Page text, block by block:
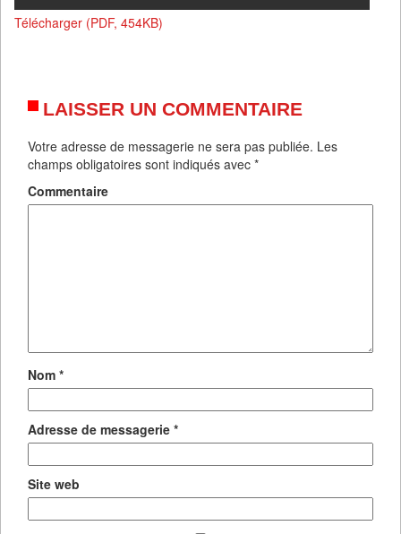
Télécharger (PDF, 454KB)
LAISSER UN COMMENTAIRE
Votre adresse de messagerie ne sera pas publiée. Les
champs obligatoires sont indiqués avec *
Commentaire
Nom *
Adresse de messagerie *
Site web